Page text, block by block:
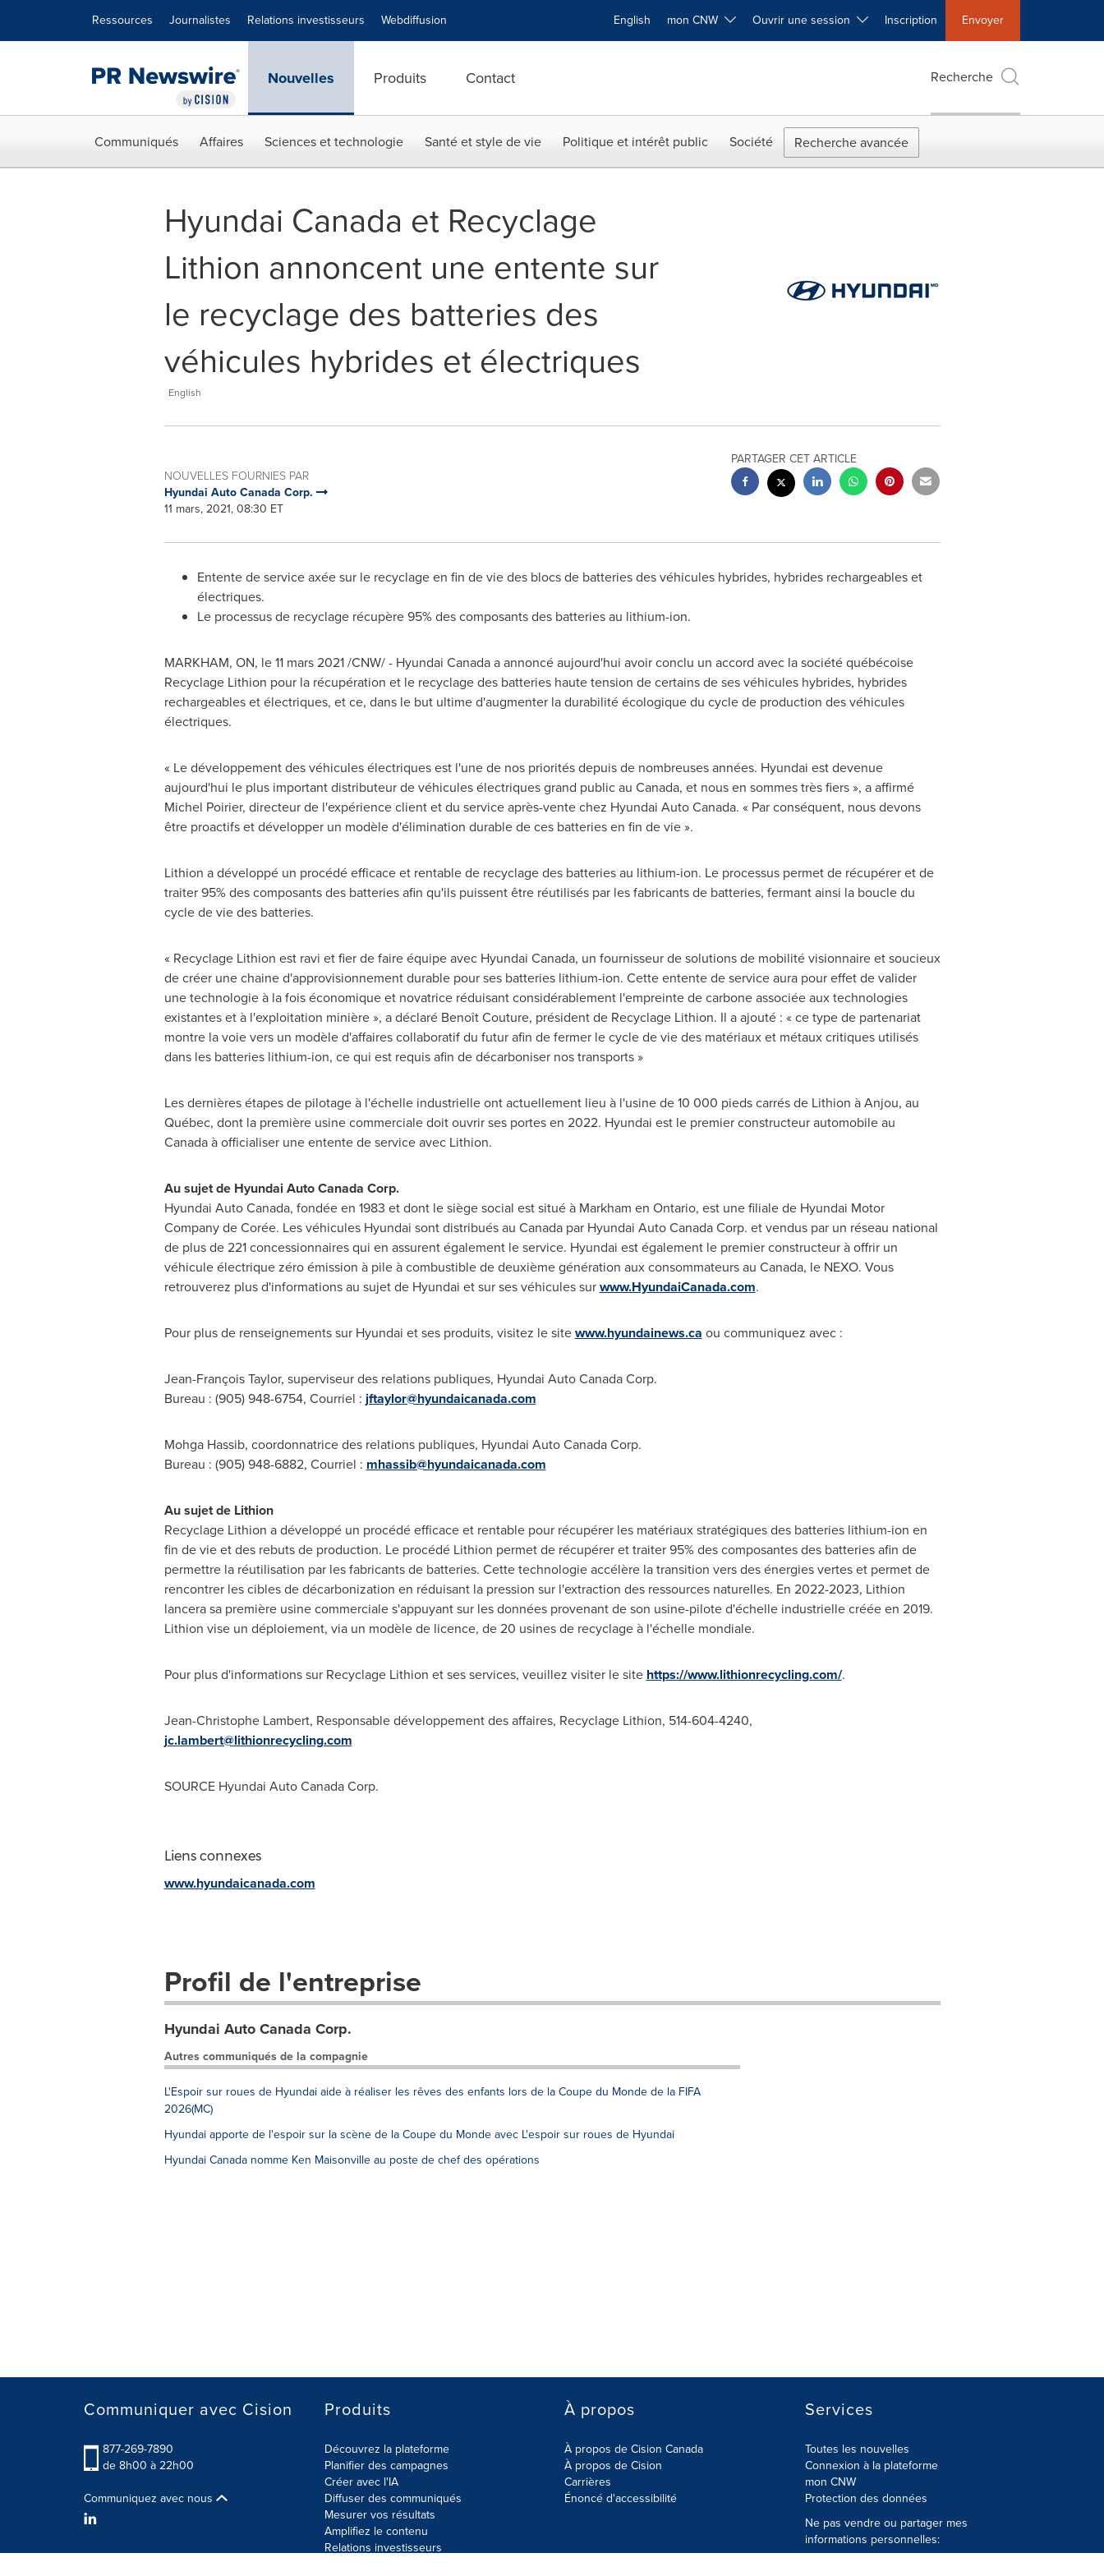
Ressources Journalistes Relations investisseurs Webdiffusion English mon CNW Ouvrir une session Inscription Envoyer
Nouvelles Produits Contact Recherche
Communiqués Affaires Sciences et technologie Santé et style de vie Politique et intérêt public Société Recherche avancée
Hyundai Canada et Recyclage
Lithion annoncent une entente sur
le recyclage des batteries des
véhicules hybrides et électriques
English
NOUVELLES FOURNIES PAR
Hyundai Auto Canada Corp.
11 mars, 2021, 08:30 ET
PARTAGER CET ARTICLE
Entente de service axée sur le recyclage en fin de vie des blocs de batteries des véhicules hybrides, hybrides rechargeables et
électriques.
Le processus de recyclage récupère 95% des composants des batteries au lithium-ion.
MARKHAM, ON, le 11 mars 2021 /CNW/ - Hyundai Canada a annoncé aujourd'hui avoir conclu un accord avec la société québécoise
Recyclage Lithion pour la récupération et le recyclage des batteries haute tension de certains de ses véhicules hybrides, hybrides
rechargeables et électriques, et ce, dans le but ultime d'augmenter la durabilité écologique du cycle de production des véhicules
électriques.
« Le développement des véhicules électriques est l'une de nos priorités depuis de nombreuses années. Hyundai est devenue
aujourd'hui le plus important distributeur de véhicules électriques grand public au Canada, et nous en sommes très fiers », a affirmé
Michel Poirier, directeur de l'expérience client et du service après-vente chez Hyundai Auto Canada. « Par conséquent, nous devons
être proactifs et développer un modèle d'élimination durable de ces batteries en fin de vie ».
Lithion a développé un procédé efficace et rentable de recyclage des batteries au lithium-ion. Le processus permet de récupérer et de
traiter 95% des composants des batteries afin qu'ils puissent être réutilisés par les fabricants de batteries, fermant ainsi la boucle du
cycle de vie des batteries.
« Recyclage Lithion est ravi et fier de faire équipe avec Hyundai Canada, un fournisseur de solutions de mobilité visionnaire et soucieux
de créer une chaine d'approvisionnement durable pour ses batteries lithium-ion. Cette entente de service aura pour effet de valider
une technologie à la fois économique et novatrice réduisant considérablement l'empreinte de carbone associée aux technologies
existantes et à l'exploitation minière », a déclaré Benoît Couture, président de Recyclage Lithion. Il a ajouté : « ce type de partenariat
montre la voie vers un modèle d'affaires collaboratif du futur afin de fermer le cycle de vie des matériaux et métaux critiques utilisés
dans les batteries lithium-ion, ce qui est requis afin de décarboniser nos transports »
Les dernières étapes de pilotage à l'échelle industrielle ont actuellement lieu à l'usine de 10 000 pieds carrés de Lithion àAnjou, au
Québec, dont la première usine commerciale doit ouvrir ses portes en 2022. Hyundai est le premier constructeur automobile au
Canadaà officialiser une entente de service avec Lithion.
Au sujet de Hyundai Auto Canada Corp.
Hyundai Auto Canada, fondée en 1983 et dont le siège social est situé à Markham en Ontario, est une filiale de Hyundai Motor
Company de Corée. Les véhicules Hyundai sont distribués au Canadapar Hyundai Auto Canada Corp. et vendus par un réseau national
de plus de 221 concessionnaires qui en assurent également le service. Hyundai est également le premier constructeur à offrir un
véhicule électrique zéro émission à pile à combustible de deuxième génération aux consommateurs au Canada, le NEXO. Vous
retrouverez plus d'informations au sujet de Hyundai et sur ses véhicules surwww.HyundaiCanada.com.
Pour plus de renseignements sur Hyundai et ses produits, visitez le sitewww.hyundainews.ca ou communiquez avec :
Jean-François Taylor, superviseur des relations publiques, Hyundai Auto Canada Corp.
Bureau : (905) 948-6754, Courriel : jftaylor@hyundaicanada.com
Mohga Hassib, coordonnatrice des relations publiques, Hyundai Auto Canada Corp.
Bureau : (905) 948-6882, Courriel : mhassib@hyundaicanada.com
Au sujet de Lithion
Recyclage Lithion a développé un procédé efficace et rentable pour récupérer les matériaux stratégiques des batteries lithium-ion en
fin de vie et des rebuts de production. Le procédé Lithion permet de récupérer et traiter 95% des composantes des batteries afin de
permettre la réutilisation par les fabricants de batteries. Cette technologie accélère la transition vers des énergies vertes et permet de
rencontrer les cibles de décarbonization en réduisant la pression sur l'extraction des ressources naturelles. En 2022-2023, Lithion
lancera sa première usine commerciale s'appuyant sur les données provenant de son usine-pilote d'échelle industrielle créée en 2019.
Lithion vise un déploiement, via un modèle de licence, de 20 usines de recyclage à l'échelle mondiale.
Pour plus d'informations sur Recyclage Lithion et ses services, veuillez visiter le site https://www.lithionrecycling.com/.
Jean-Christophe Lambert, Responsable développement des affaires, Recyclage Lithion, 514-604-4240,
jc.lambert@lithionrecycling.com
SOURCE Hyundai Auto Canada Corp.
Liens connexes
www.hyundaicanada.com
Profil de l'entreprise
Hyundai Auto Canada Corp.
Autres communiqués de la compagnie
L'Espoir sur roues de Hyundai aide à réaliser les rêves des enfants lors de la Coupe du Monde de la FIFA
2026(MC)
Hyundai apporte de l'espoir sur la scène de la Coupe du Monde avec L'espoir sur roues de Hyundai
Hyundai Canada nomme Ken Maisonville au poste de chef des opérations
Communiquer avec Cision
877-269-7890
de 8h00 à 22h00
Communiquez avec nous
Produits
Découvrez la plateforme
Planifier des campagnes
Créer avec l'IA
Diffuser des communiqués
Mesurer vos résultats
Amplifiez le contenu
Relations investisseurs
À propos
À propos de Cision Canada
À propos de Cision
Carrières
Énoncé d'accessibilité
Services
Toutes les nouvelles
Connexion à la plateforme
mon CNW
Protection des données
Ne pas vendre ou partager mes
informations personnelles: